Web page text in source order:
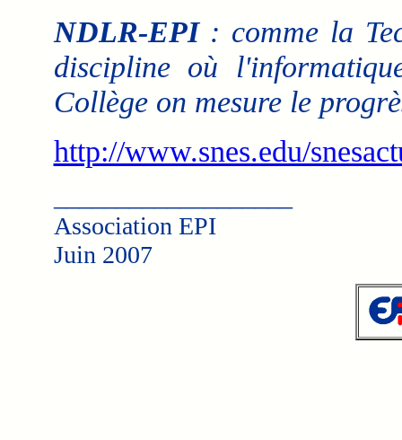
NDLR-EPI: comme la
discipline où
Collège on mesure le
http://www.snes.edu/
Association EPI
Juin 2007